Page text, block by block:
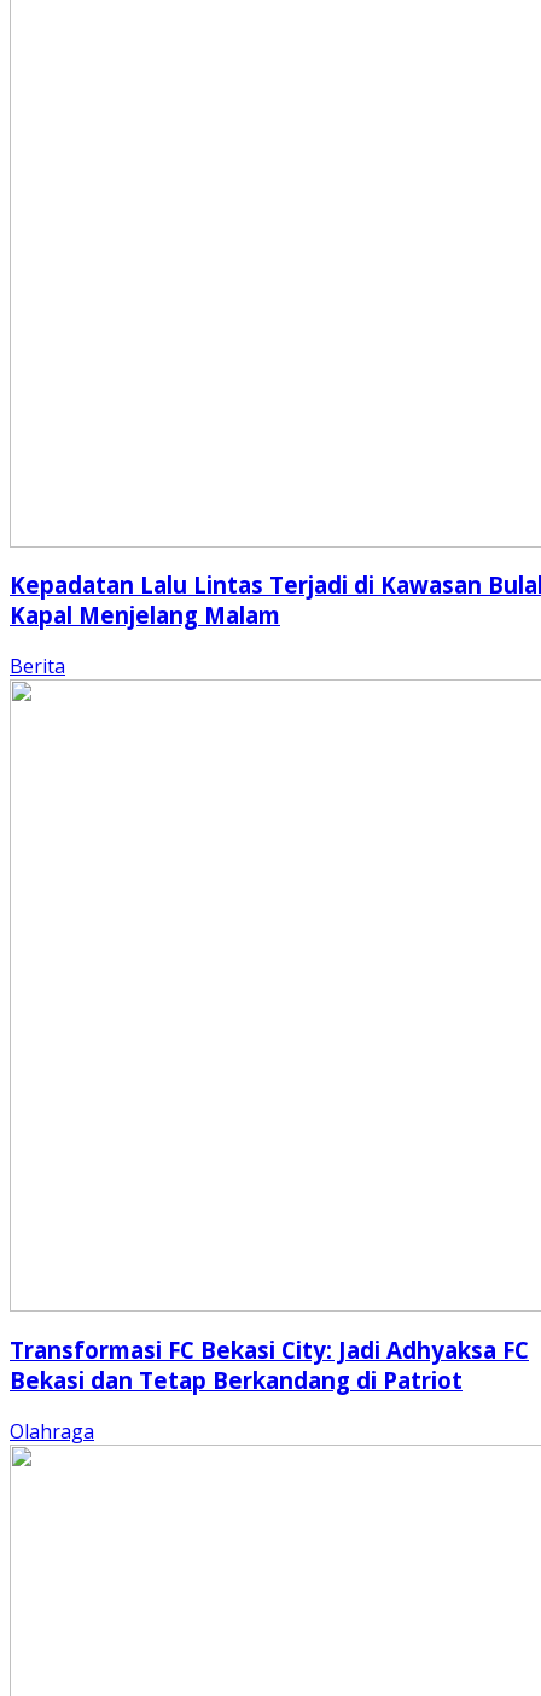
Kepadatan Lalu Lintas Terjadi di Kawasan
Kapal Menjelang Malam
Berita
Transformasi FC Bekasi City: Jadi Adhyaksa FC
Bekasi dan Tetap Berkandang di Patriot
Olahraga